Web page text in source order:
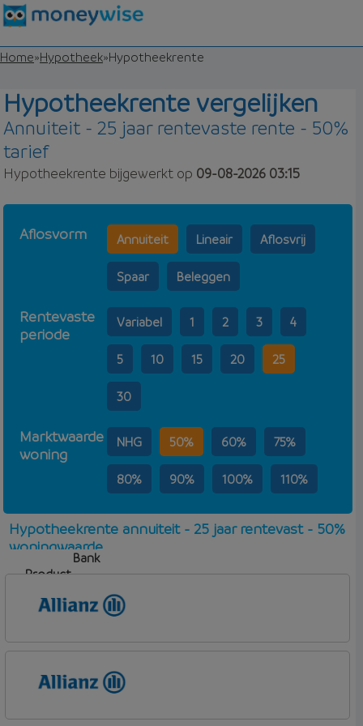
Home»Hypotheek»Hypotheekrente
Hypotheekrente vergelijken
Annuiteit - 25 jaar rentevaste rente - 50%
tarief
Hypotheekrente bijgewerkt op 09-08-2026 03:15
Aflosvorm Annuiteit Lineair Aflosvrij
Spaar Beleggen
Rentevaste
periode
Variabel 1 2 3 4
5 10 15 20 25
30
Marktwaarde
woning
NHG 50% 60% 75%
80% 90% 100% 110%
Hypotheekrente annuiteit - 25 jaar rentevast - 50%
woningwaarde
Bank
Product
Allianz